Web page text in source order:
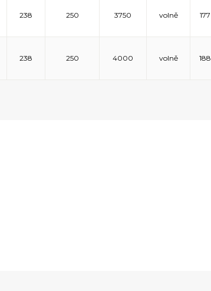
238 250 3750 volně 177
238 250 4000 volně 188